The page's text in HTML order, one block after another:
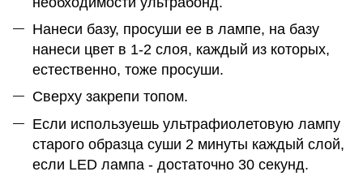
Нанеси базу, просуши ее в лампе, на базу
нанеси цвет в 1-2 слоя, каждый из которых,
естественно, тоже просуши.
Сверху закрепи топом.
Если используешь ультрафиолетовую лампу
старого образца суши 2 минуты каждый слой,
если LED лампа - достаточно 30 секунд.